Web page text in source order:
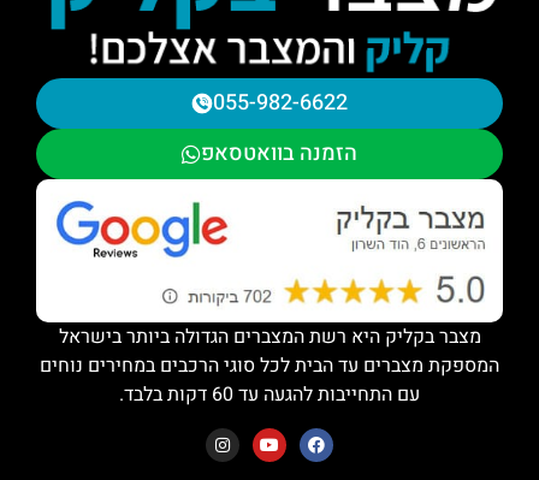
055-982-6622
הזמנה בוואטסאפ
מצבר בקליק היא רשת המצברים הגדולה ביותר בישראל
המספקת מצברים עד הבית לכל סוגי הרכבים במחירים נוחים
עם התחייבות להגעה עד 60 דקות בלבד.